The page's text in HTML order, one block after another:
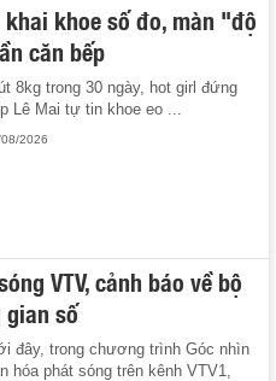
khoe số đo, màn "độ
căn bếp
8kg trong 30 ngày, hot girl đứng
Lê Mai tự tin khoe eo ...
2026
VTV, cảnh báo về bộ
số
đây, trong chương trình Góc nhìn
hóa phát sóng trên kênh VTV1,